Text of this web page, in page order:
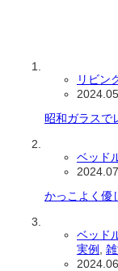
リビン
昭和ガラスで
ベッド
かっこよく優
ベッド
実例